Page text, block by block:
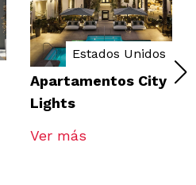
Estados Unidos
Apartamentos City
Lights
Ver más